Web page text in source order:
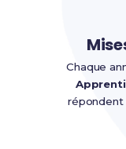
Chaque
répondent